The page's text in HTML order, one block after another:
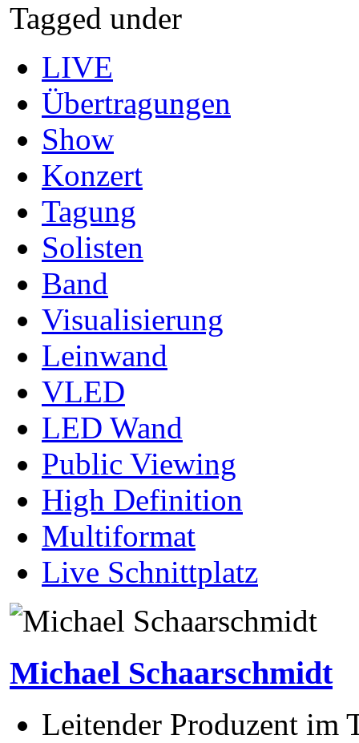
Tagged under
LIVE
Übertragungen
Show
Konzert
Tagung
Solisten
Band
Visualisierung
Leinwand
VLED
LED Wand
Public Viewing
High Definition
Multiformat
Live Schnittplatz
Michael Schaarschmidt
Leitender Produzent im